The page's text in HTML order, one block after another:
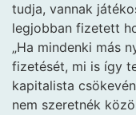
tudja, vannak
legjobban fizetett
„Ha mindenki más
fizetését, mi is így
kapitalista
nem szeretnék